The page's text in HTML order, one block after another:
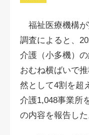
福祉医療機構が
調査によると、
介護（小多機）
おむね横ばいで
然として4割を超
介護1,048事業所
の内容を報告した